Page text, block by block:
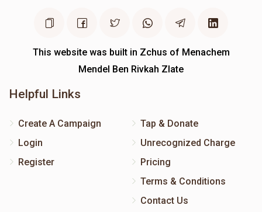
This website was built in Zchus of Menachem
Mendel Ben Rivkah Zlate
Helpful Links
Create A Campaign
Login
Register
Tap & Donate
Unrecognized Charge
Pricing
Terms & Conditions
Contact Us